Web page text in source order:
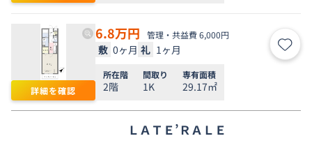
詳細を確認
6.8万円 管理・共益費 6,000円
敷 0ヶ月 礼 1ヶ月 お気
所在階
2階
間取り
1K
専有面積
29.17㎡
ＬＡＴＥ’ＲＡＬＥ